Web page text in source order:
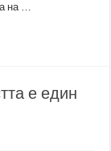
на …
е един